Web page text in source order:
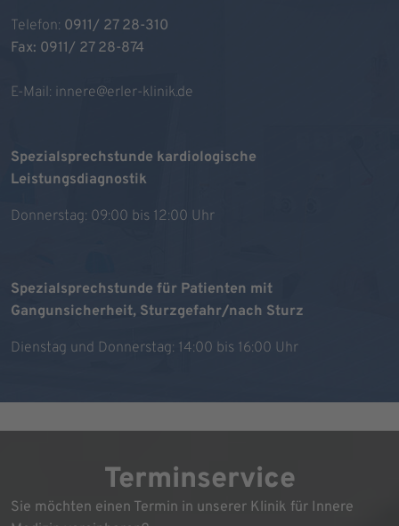
Telefon: 0911/ 27 28-310
Fax: 0911/ 27 28-874
E-Mail: innere@erler-klinik.de
Spezialsprechstunde kardiologische
Leistungsdiagnostik
Donnerstag: 09:00 bis 12:00 Uhr
Spezialsprechstunde für Patienten mit
Gangunsicherheit, Sturzgefahr/nach Sturz
Dienstag und Donnerstag: 14:00 bis 16:00 Uhr
Terminservice
Sie möchten einen Termin in unserer Klinik für Innere